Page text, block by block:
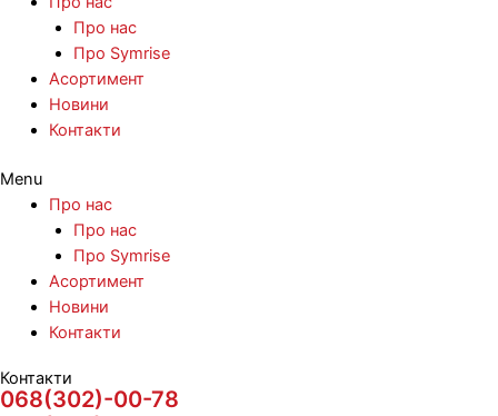
Про нас
Про Symrise
Асортимент
Новини
Контакти
Menu
Про нас
Про нас
Про Symrise
Асортимент
Новини
Контакти
Контакти
068(302)-00-78